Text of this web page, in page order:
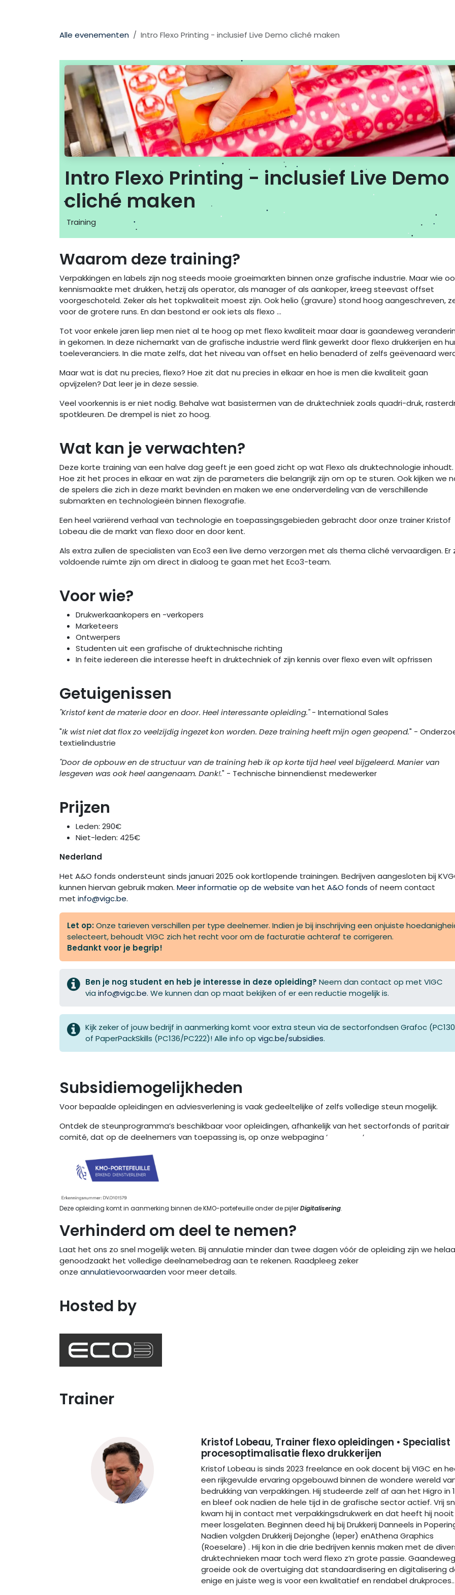
Alle evenementen
Intro Flexo Printing - inclusief Live Demo cliché maken
Intro Flexo Printing - inclusief Live Demo
cliché maken
Training
Waarom deze training?
Verpakkingen en labels zijn nog steeds mooie groeimarkten binnen onze grafische industrie. Maar wie
kennismaakte met drukken, hetzij als operator, als manager of als aankoper, kreeg steevast offset
voorgeschoteld. Zeker als het topkwaliteit moest zijn. Ook helio (gravure) stond hoog aangeschreven,
voor de grotere runs. En dan bestond er ook iets als flexo ...
Tot voor enkele jaren liep men niet al te hoog op met flexo kwaliteit maar daar is gaandeweg
in gekomen. In deze nichemarkt van de grafische industrie werd flink gewerkt door flexo drukkerijen en
toeleveranciers. In die mate zelfs, dat het niveau van offset en helio benaderd of zelfs geëvenaard
Maar wat is dat nu precies, flexo? Hoe zit dat nu precies in elkaar en hoe is men die kwaliteit gaan
opvijzelen? Dat leer je in deze sessie.
Veel voorkennis is er niet nodig. Behalve wat basistermen van de druktechniek zoals quadri-druk,
spotkleuren. De drempel is niet zo hoog.
Wat kan je verwachten?
Deze korte training van een halve dag geeft je een goed zicht op wat Flexo als druktechnologie inhoudt.
Hoe zit het proces in elkaar en wat zijn de parameters die belangrijk zijn om op te sturen. Ook kijken we
de spelers die zich in deze markt bevinden en maken we ene onderverdeling van de verschillende
submarkten en technologieën binnen flexografie.
Een heel variërend verhaal van technologie en toepassingsgebieden gebracht door onze trainer Kristof
Lobeau die de markt van flexo door en door kent.
Als extra zullen de specialisten van Eco3 een live demo verzorgen met als thema cliché vervaardigen. Er
voldoende ruimte zijn om direct in dialoog te gaan met het Eco3-team.
Voor wie?
Drukwerkaankopers en -verkopers
Marketeers
Ontwerpers
Studenten uit een grafische of druktechnische richting
In feite iedereen die interesse heeft in druktechniek of zijn kennis over flexo even wilt opfrissen
Getuigenissen
"Kristof kent de materie door en door. Heel interessante opleiding."- International Sales
"Ik wist niet dat flox zo veelzijdig ingezet kon worden. Deze training heeft mijn ogen geopend." -
textielindustrie
"Door de opbouw en de structuur van de training heb ik op korte tijd heel veel bijgeleerd. Manier van
lesgeven was ook heel aangenaam. Dank!." - Technische binnendienst medewerker
Prijzen
Leden: 290€
Niet-leden: 425€
Nederland
Het A&O fonds ondersteunt sinds januari 2025 ook kortlopende trainingen. Bedrijven aangesloten bij
kunnen hiervan gebruik maken. Meer informatie op de website van het A&O fonds of neem contact
met info@vigc.be.
Let op:Onze tarieven verschillen per type deelnemer. Indien je bij inschrijving een onjuiste
selecteert, behoudt VIGC zich het recht voor om de facturatie achteraf te corrigeren.
Bedankt voor je begrip!​
Ben je nog student en heb je interesse in deze opleiding? Neem dan contact op met VIGC
via info@vigc.be. We kunnen dan op maat bekijken of er een reductie mogelijk is.
Kijk zeker of jouw bedrijf in aanmerking komt voor extra steun via de sectorfondsen Grafoc
of PaperPackSkills (PC136/PC222)! Alle info op vigc.be/subsidies.
Subsidiemogelijkheden
Voor bepaalde opleidingen en adviesverlening is vaak gedeeltelijke of zelfs volledige steun mogelijk.
Ontdek de steunprogramma’s beschikbaar voor opleidingen, afhankelijk van het sectorfonds of paritair
comité, dat op de deelnemers van toepassing is, op onze webpagina ‘
’
Deze opleiding komt in aanmerking binnen de KMO-portefeuille onder de pijlerDigitalisering.
Verhinderd om deel te nemen?
Laat het ons zo snel mogelijk weten. Bij annulatie minder dan twee dagen vóór de opleiding zijn we
genoodzaakt het volledige deelnamebedrag aan te rekenen. Raadpleeg zeker
onze annulatievoorwaardenvoor meer details. ​
Hosted by
Train​er
Kristof Lobeau, Trainer flexo opleidingen • Specialist
procesoptimalisatie flexo drukkerijen
Kristof Lobeau is sinds 2023 freelance en ook docent bij VIGC en
een rijkgevulde ervaring opgebouwd binnen de wondere wereld
bedrukking van verpakkingen. Hij studeerde zelf af aan het Higro in
en bleef ook nadien de hele tijd in de grafische sector actief. Vrij
kwam hij in contact met verpakkingsdrukwerk en dat heeft hij nooit
meer losgelaten. Beginnen deed hij bij Drukkerij Danneels in
Nadien volgden Drukkerij Dejonghe (Ieper) enAthena Graphics
(Roeselare) . Hij kon in die drie bedrijven kennis maken met de
druktechnieken maar toch werd flexo z’n grote passie. Gaandeweg
groeide ook de overtuiging dat standaardisering en digitalisering
enige en juiste weg is voor een kwalitatief en rendabel drukproces..